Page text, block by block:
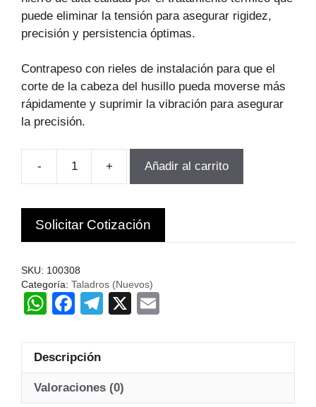
$4.238.300.$3.602.555.
puede eliminar la tensión para asegurar rigidez,
precisión y persistencia óptimas.
Contrapeso con rieles de instalación para que el
corte de la cabeza del husillo pueda moverse más
rápidamente y suprimir la vibración para asegurar
la precisión.
-
TALADRO
DE
COLUMNA
Z5045
machine
380V
cantidad
+ Añadir al carrito
Solicitar Cotización
SKU: 100308
Categoría: Taladros (Nuevos)
W
at
s
A
F
c
e
b
T
gr
a
X
Descripción
Valoraciones (0)